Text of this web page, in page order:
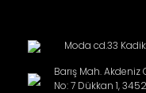
Moda cd.33
Barış Mah.
No: 7 Dükkan 1,